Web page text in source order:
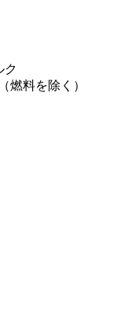
ク
燃料を除く）